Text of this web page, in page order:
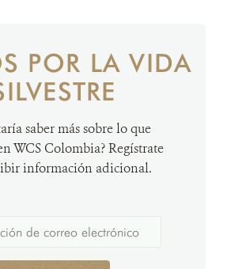
POR LA VIDA
saber más sobre lo que
WCS Colombia? Regístrate
información adicional.